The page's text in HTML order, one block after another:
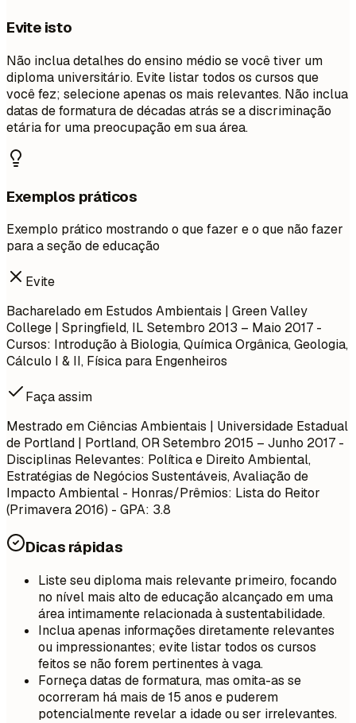
Evite isto
Não inclua detalhes do ensino médio se você tiver um
diploma universitário. Evite listar todos os cursos que
você fez; selecione apenas os mais relevantes. Não inclua
datas de formatura de décadas atrás se a discriminação
etária for uma preocupação em sua área.
Exemplos práticos
Exemplo prático mostrando o que fazer e o que não fazer
para a seção de educação
Evite
Bacharelado em Estudos Ambientais | Green Valley
College | Springfield, IL Setembro 2013 – Maio 2017 -
Cursos: Introdução à Biologia, Química Orgânica, Geologia,
Cálculo I & II, Física para Engenheiros
Faça assim
Mestrado em Ciências Ambientais | Universidade Estadual
de Portland | Portland, ORSetembro 2015 – Junho 2017 -
Disciplinas Relevantes: Política e Direito Ambiental,
Estratégias de Negócios Sustentáveis, Avaliação de
Impacto Ambiental - Honras/Prêmios: Lista do Reitor
(Primavera 2016) - GPA: 3.8
Dicas rápidas
Liste seu diploma mais relevante primeiro, focando
no nível mais alto de educação alcançado em uma
área intimamente relacionada à sustentabilidade.
Inclua apenas informações diretamente relevantes
ou impressionantes; evite listar todos os cursos
feitos se não forem pertinentes à vaga.
Forneça datas de formatura, mas omita-as se
ocorreram há mais de 15 anos e puderem
potencialmente revelar a idade ou ser irrelevantes.